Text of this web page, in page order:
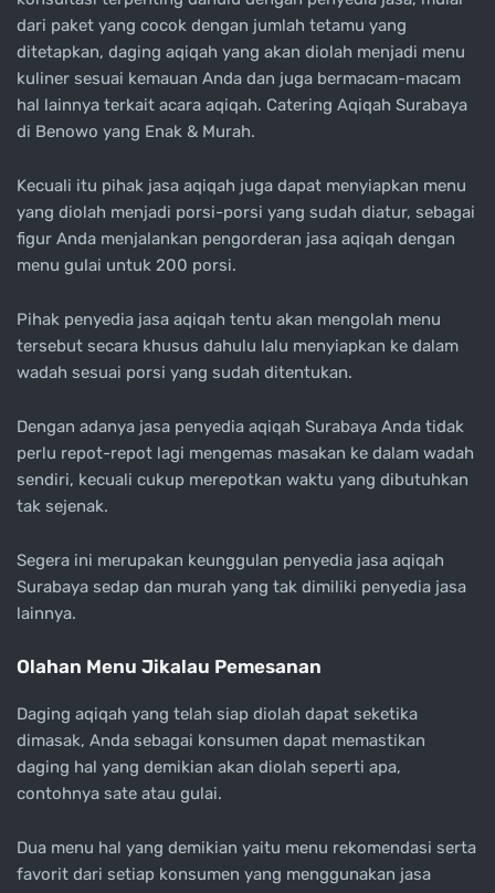
dari paket yang cocok dengan jumlah tetamu yang
ditetapkan, daging aqiqah yang akan diolah menjadi menu
kuliner sesuai kemauan Anda dan juga bermacam-macam
hal lainnya terkait acara aqiqah. Catering Aqiqah Surabaya
di Benowo yang Enak & Murah.
Kecuali itu pihak jasa aqiqah juga dapat menyiapkan menu
yang diolah menjadi porsi-porsi yang sudah diatur, sebagai
figur Anda menjalankan pengorderan jasa aqiqah dengan
menu gulai untuk 200 porsi.
Pihak penyedia jasa aqiqah tentu akan mengolah menu
tersebut secara khusus dahulu lalu menyiapkan ke dalam
wadah sesuai porsi yang sudah ditentukan.
Dengan adanya jasa penyedia aqiqah Surabaya Anda tidak
perlu repot-repot lagi mengemas masakan ke dalam wadah
sendiri, kecuali cukup merepotkan waktu yang dibutuhkan
tak sejenak.
Segera ini merupakan keunggulan penyedia jasa aqiqah
Surabaya sedap dan murah yang tak dimiliki penyedia jasa
lainnya.
Olahan Menu Jikalau Pemesanan
Daging aqiqah yang telah siap diolah dapat seketika
dimasak, Anda sebagai konsumen dapat memastikan
daging hal yang demikian akan diolah seperti apa,
contohnya sate atau gulai.
Dua menu hal yang demikian yaitu menu rekomendasi serta
favorit dari setiap konsumen yang menggunakan jasa